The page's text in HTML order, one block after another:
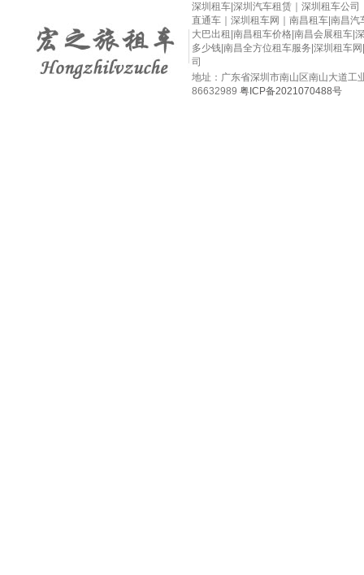
深圳租车|深圳汽车租赁｜深圳租车公
直通车｜深圳租车网｜南昌租车|南昌
大巴出租|南昌租车价格|南昌会展租车|
多少钱|南昌全方位租车服务|深圳租车
司
地址：广东省深圳市南山区南山大道
86632989 粤ICP备2021070488号